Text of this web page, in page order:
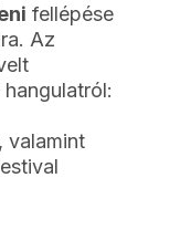
fellépése
Az
valamint